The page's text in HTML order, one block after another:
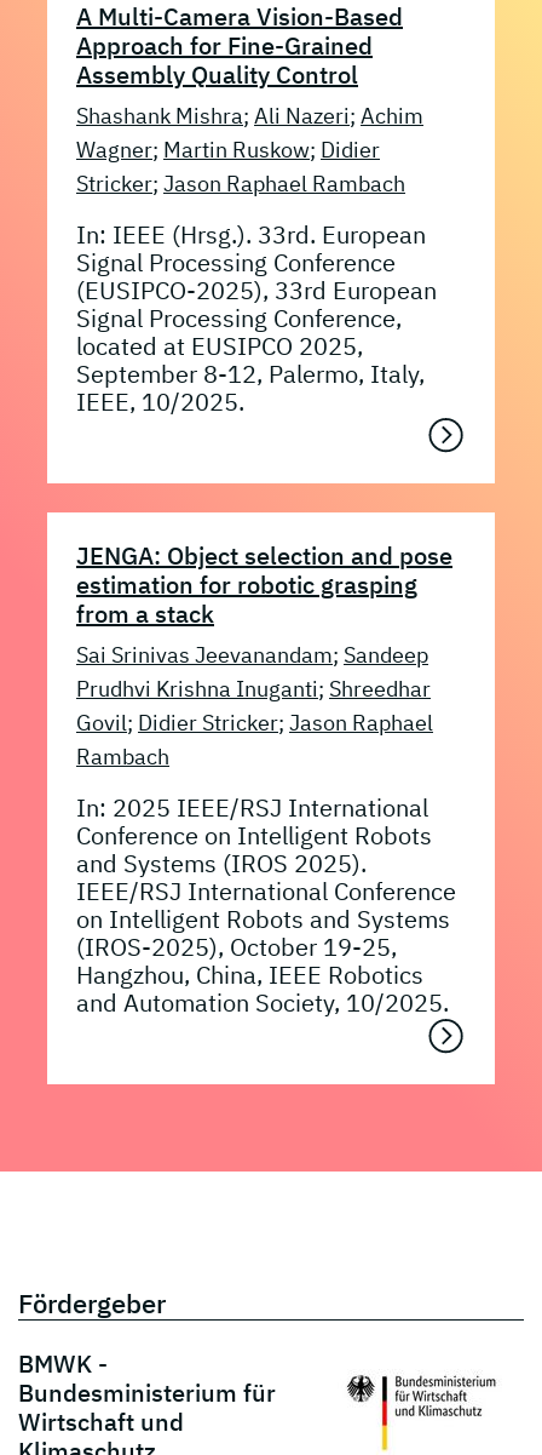
A Multi-Camera Vision-Based
Approach for Fine-Grained
Assembly Quality Control
Shashank Mishra; Ali Nazeri; Achim
Wagner; Martin Ruskow; Didier
Stricker; Jason Raphael Rambach
In: IEEE (Hrsg.). 33rd. European
Signal Processing Conference
(EUSIPCO-2025), 33rd European
Signal Processing Conference,
located at EUSIPCO 2025,
September 8-12, Palermo, Italy,
IEEE, 10/2025.
JENGA: Object selection and pose
estimation for robotic grasping
from a stack
Sai Srinivas Jeevanandam; Sandeep
Prudhvi Krishna Inuganti; Shreedhar
Govil; Didier Stricker; Jason Raphael
Rambach
In: 2025 IEEE/RSJ International
Conference on Intelligent Robots
and Systems (IROS 2025).
IEEE/RSJ International Conference
on Intelligent Robots and Systems
(IROS-2025), October 19-25,
Hangzhou, China, IEEE Robotics
and Automation Society, 10/2025.
Fördergeber
BMWK -
Bundesministerium für
Wirtschaft und